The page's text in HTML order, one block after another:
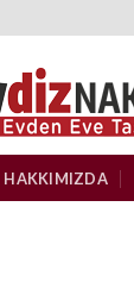
HAKKIMIZDA